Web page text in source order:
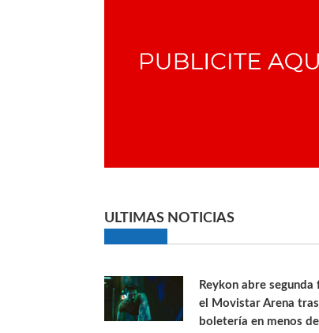
ULTIMAS NOTICIAS
Reykon abre segunda
el Movistar Arena
boletería en menos